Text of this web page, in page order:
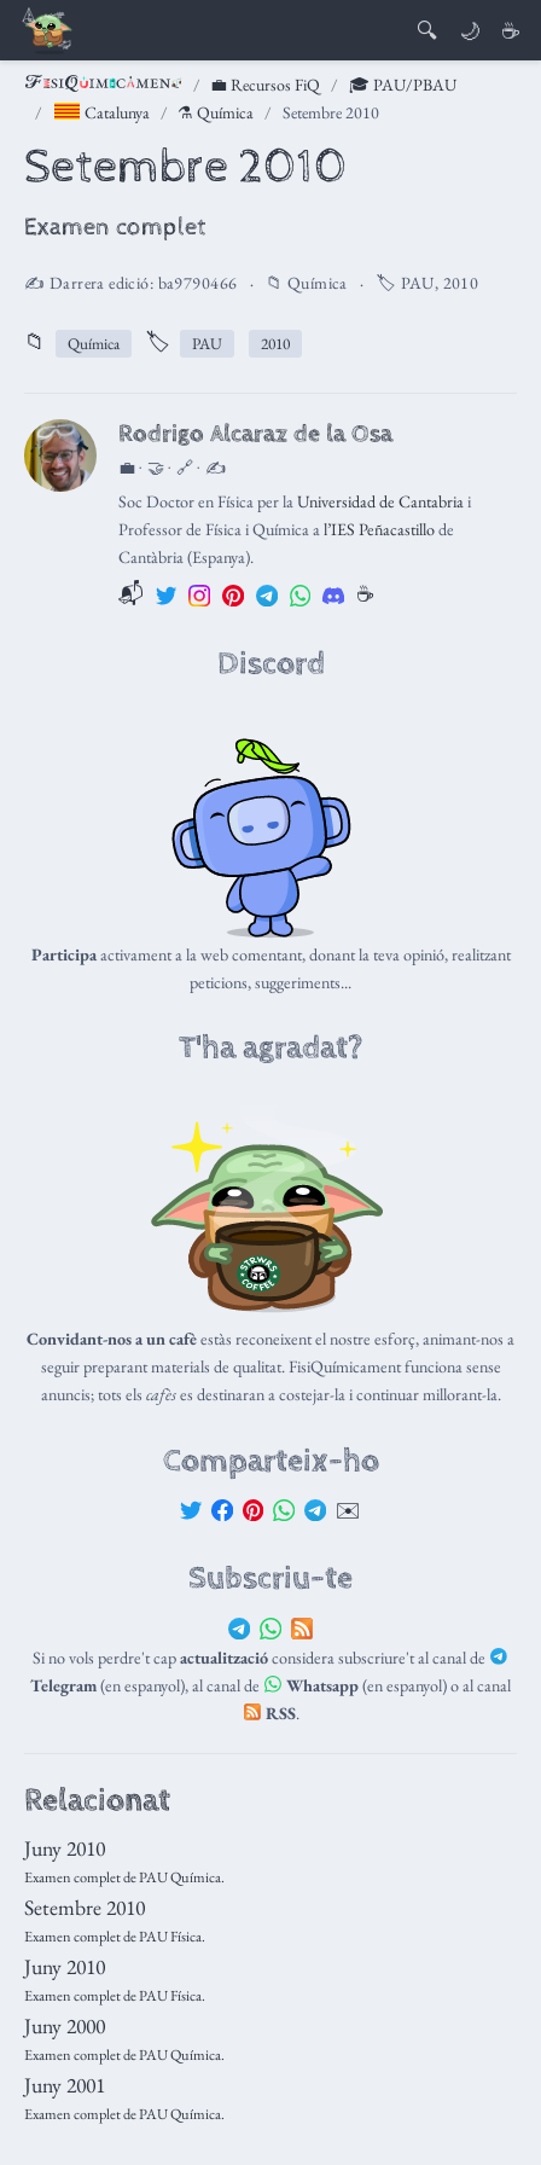
🔍 🌙 ☕
💼 Recursos FiQ
🎓 PAU/PBAU
Catalunya
⚗️ Química Setembre 2010
Setembre 2010
Examen complet
✍️ Darrera edició: ba9790466 📁 Química 🏷️ PAU, 2010
📁 Química 🏷️ PAU 2010
Rodrigo Alcaraz de la Osa
💼 · 🤝 · 🔗 · ✍️
Soc Doctor en Física per laUniversidad de Cantabriai
Professor de Física i Química al’IES Peñacastillode
Cantàbria (Espanya).
📬 ☕️
Discord
Participaactivament a la web comentant, donant la teva opinió, realitzant
peticions, suggeriments...
T'ha agradat?
Convidant-nos a un cafèestàs reconeixent el nostre esforç, animant-nos a
seguir preparant materials de qualitat. FisiQuímicament funciona sense
anuncis; tots els cafèses destinaran a costejar-la i continuar millorant-la.
Comparteix-ho
✉️
Subscriu-te
Si no vols perdre't capactualitzacióconsidera subscriure't al canal de
Telegram(en espanyol), al canal de Whatsapp(en espanyol) o al canal
RSS.
Relacionat
Juny 2010
Examen complet de PAU Química.
Setembre 2010
Examen complet de PAU Física.
Juny 2010
Examen complet de PAU Física.
Juny 2000
Examen complet de PAU Química.
Juny 2001
Examen complet de PAU Química.